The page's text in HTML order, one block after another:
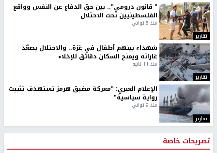
تقارير
" قانون درومي".. بين حق الدفاع عن النفس وواقع
الفلسطينيين تحت الاحتلال
منذ 8 ثواني
تقارير
شهداء بينهم أطفال في غزة.. والاحتلال يصعّد
غاراته ويمنح السكان دقائق للإخلاء
منذ 11 ثانية
تقارير
الإعلام العبري: "معركة مضيق هرمز تستهدف تثبيت
رواية سياسية"
منذ 9 ثواني
تصريحات خاصة